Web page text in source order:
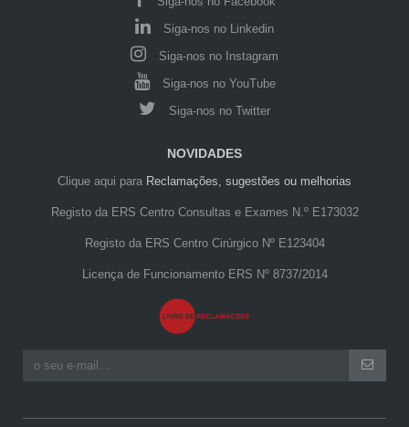
Siga-nos no Linkedin
Siga-nos no Instagram
Siga-nos no YouTube
Siga-nos no Twitter
NOVIDADES
Clique aqui para Reclamações, sugestões ou melhorias
Registo da ERS Centro Consultas e Exames N.º E173032
Registo da ERS Centro Cirúrgico Nº E123404
Licença de Funcionamento ERS Nº 8737/2014